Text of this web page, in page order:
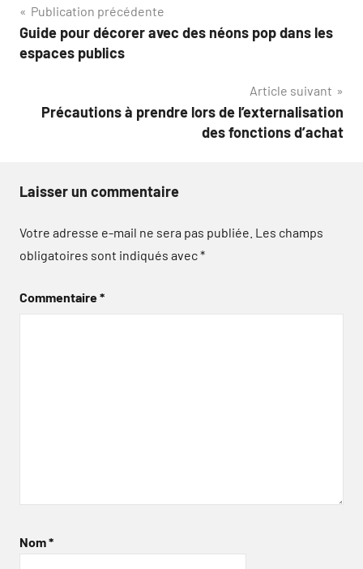
Navigation
de
Publication précédente
Guide pour décorer avec des néons pop dans les
espaces publics
Article suivant
Précautions à prendre lors de l’externalisation
des fonctions d’achat
Laisser un commentaire
Votre adresse e-mail ne sera pas publiée. Les champs
obligatoires sont indiqués avec*
Commentaire*
Nom*